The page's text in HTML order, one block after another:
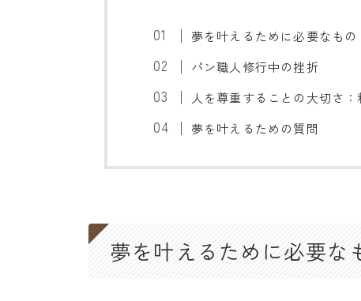
夢を叶えるために必要なもの
パン職人修行中の挫折
人を尊重することの大切さ
夢を叶えるための質問
夢を叶えるために必要な